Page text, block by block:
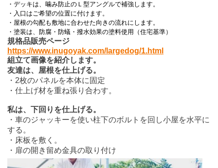
・デッキは、噛み防止のＬ型アングルで補強します。
・入口はご希望の位置に付けます。
・屋根の勾配も敷地に合わせた向きの流れにします。
・塗装は、防腐・防蟻・撥水効果の塗料使用（住宅基準）
規格品販売ページ
https://www.inugoyak.com/largedog/1.html
組立て画像を紹介します。
友達は、屋根を仕上げる。
・2枚のパネルを本体に固定
・仕上げ材を重ね張り合わす。
私は、下回りを仕上げる。
・車のジャッキーを使い柱下のボルトを回し小屋を水平に
する。
・床板を敷く。
・扉の開き留め金具の取り付け